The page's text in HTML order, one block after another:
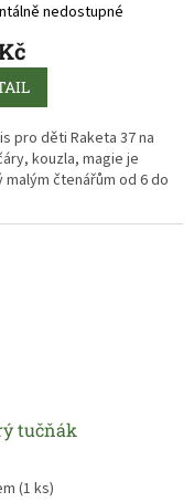
nedostupné
pro děti Raketa 37 na
kouzla, magie je
malým čtenářům od 6 do
tučňák
(1 ks)